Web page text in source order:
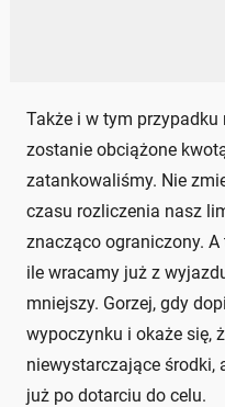
Także i w tym przypadku
zostanie obciążone
zatankowaliśmy. Nie
czasu rozliczenia nasz
znacząco ograniczony.
ile wracamy już z
mniejszy. Gorzej, gdy
wypoczynku i okaże się,
niewystarczające środki,
już po dotarciu do celu.